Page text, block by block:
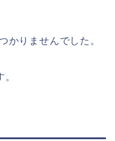
かりませんでした。